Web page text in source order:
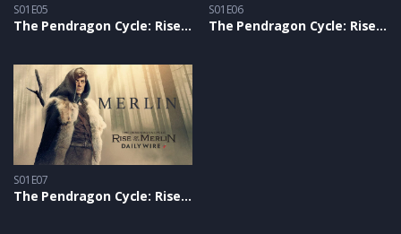
S01E05
The Pendragon Cycle: Rise of the Merlin S1 – Epizoda 05
S01E06
The Pendragon Cycle: Rise of the Merlin S1 – Epizoda 06
S01E07
The Pendragon Cycle: Rise of the Merlin S1 – Epizoda 07